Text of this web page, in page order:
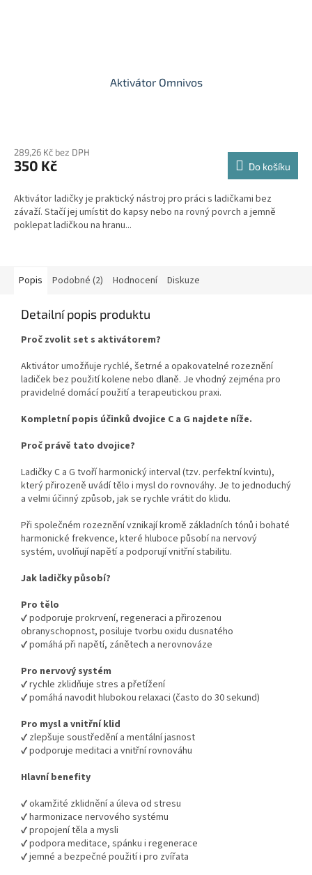
Aktivátor Omnivos
289,26 Kč bez DPH
350 Kč Do košíku
Aktivátor ladičky je praktický nástroj pro práci s ladičkami bez
závaží. Stačí jej umístit do kapsy nebo na rovný povrch a jemně
poklepat ladičkou na hranu...
Popis Podobné (2) Hodnocení Diskuze
Detailní popis produktu
Proč zvolit set s aktivátorem?
Aktivátor umožňuje rychlé, šetrné a opakovatelné rozeznění
ladiček bez použití kolene nebo dlaně. Je vhodný zejména pro
pravidelné domácí použití a terapeutickou praxi.
Kompletní popis účinků dvojice C a G najdete níže.
Proč právě tato dvojice?
Ladičky C a G tvoří harmonický interval (tzv. perfektní kvintu),
který přirozeně uvádí tělo i mysl do rovnováhy. Je to jednoduchý
a velmi účinný způsob, jak se rychle vrátit do klidu.
Při společném rozeznění vznikají kromě základních tónů i bohaté
harmonické frekvence, které hluboce působí na nervový
systém, uvolňují napětí a podporují vnitřní stabilitu.
Jak ladičky působí?
Pro tělo
✔ podporuje prokrvení, regeneraci a přirozenou
obranyschopnost, posiluje tvorbu oxidu dusnatého
✔ pomáhá při napětí, zánětech a nerovnováze
Pro nervový systém
✔ rychle zklidňuje stres a přetížení
✔ pomáhá navodit hlubokou relaxaci (často do 30 sekund)
Pro mysl a vnitřní klid
✔ zlepšuje soustředění a mentální jasnost
✔ podporuje meditaci a vnitřní rovnováhu
Hlavní benefity
✔ okamžité zklidnění a úleva od stresu
✔ harmonizace nervového systému
✔ propojení těla a mysli
✔ podpora meditace, spánku i regenerace
✔ jemné a bezpečné použití i pro zvířata